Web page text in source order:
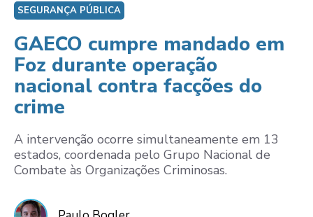
SEGURANÇA PÚBLICA
GAECO cumpre mandado em
Foz durante operação
nacional contra facções do
crime
A intervenção ocorre simultaneamente em 13
estados, coordenada pelo Grupo Nacional de
Combate às Organizações Criminosas.